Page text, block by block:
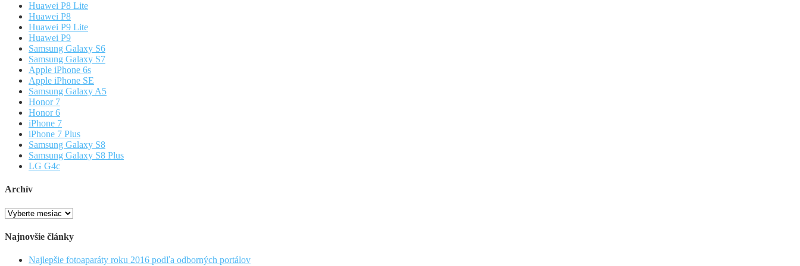
Huawei P8 Lite
Huawei P8
Huawei P9 Lite
Huawei P9
Samsung Galaxy S6
Samsung Galaxy S7
Apple iPhone 6s
Apple iPhone SE
Samsung Galaxy A5
Honor 7
Honor 6
iPhone 7
iPhone 7 Plus
Samsung Galaxy S8
Samsung Galaxy S8 Plus
LG G4c
Archív
Archív
Najnovšie články
Najlepšie fotoaparáty roku 2016 podľa odborných portálov